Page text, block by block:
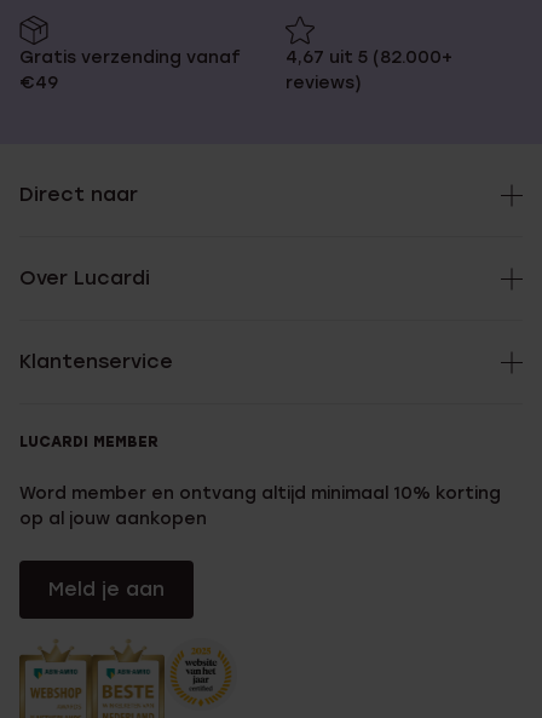
Gratis verzending vanaf
€49
4,67 uit 5 (82.000+
reviews)
Direct naar
Over Lucardi
Klantenservice
LUCARDI MEMBER
Word member en ontvang altijd minimaal 10% korting
op al jouw aankopen
Meld je aan